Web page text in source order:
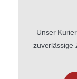
Unser
zuverlässige